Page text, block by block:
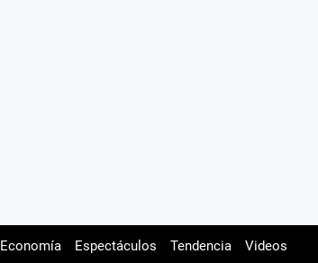
Economía Espectáculos Tendencia Videos